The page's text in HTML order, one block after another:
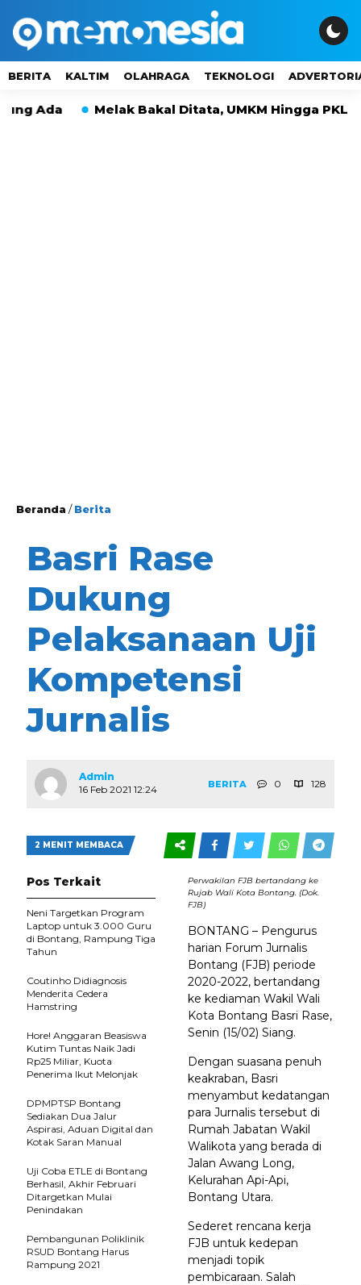
BERITA KALTIM OLAHRAGA TEKNOLOGI
Melak Bakal Ditata, UMKM Hingga PKL Tak
Beranda /Berita
Basri Rase
Dukung
Pelaksanaan Uji
Kompetensi
Jurnalis
Admin
16 Feb 2021 12:24
BERITA 0 128
2 MENIT MEMBACA
Perwakilan FJB bertandang ke
Rujab Wali Kota Bontang. (Dok.
FJB)
BONTANG – Pengurus
harian Forum Jurnalis
Bontang (FJB) periode
2020-2022, bertandang
ke kediaman Wakil Wali
Kota Bontang Basri Rase,
Senin (15/02) Siang.
Dengan suasana penuh
keakraban, Basri
menyambut kedatangan
para Jurnalis tersebut di
Rumah Jabatan Wakil
Walikota yang berada di
Jalan Awang Long,
Kelurahan Api-Api,
Bontang Utara.
Sederet rencana kerja
FJB untuk kedepan
menjadi topik
pembicaraan. Salah
Pos Terkait
Neni Targetkan Program
Laptop untuk 3.000 Guru
di Bontang, Rampung Tiga
Tahun
Coutinho Didiagnosis
Menderita Cedera
Hamstring
Hore! Anggaran Beasiswa
Kutim Tuntas Naik Jadi
Rp25 Miliar, Kuota
Penerima Ikut Melonjak
DPMPTSP Bontang
Sediakan Dua Jalur
Aspirasi, Aduan Digital dan
Kotak Saran Manual
Uji Coba ETLE di Bontang
Berhasil, Akhir Februari
Ditargetkan Mulai
Penindakan
Pembangunan Poliklinik
RSUD Bontang Harus
Rampung 2021